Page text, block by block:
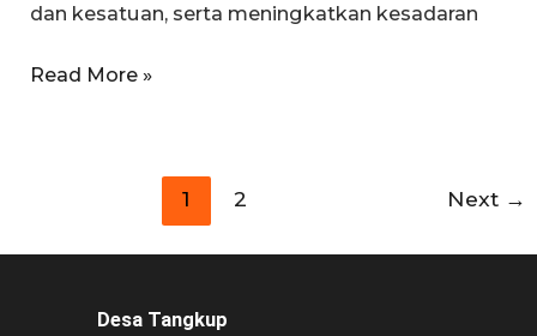
dan kesatuan, serta meningkatkan kesadaran
Read More »
1 2 Next →
Desa Tangkup